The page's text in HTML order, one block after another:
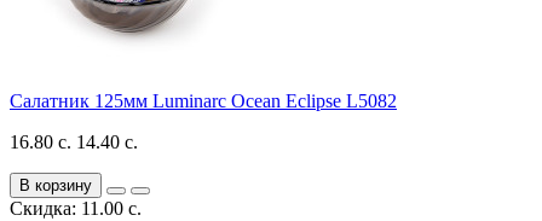
Салатник 125мм Luminarc Ocean Eclipse L5082
16.80 с. 14.40 с.
В корзину
Скидка: 11.00 с.